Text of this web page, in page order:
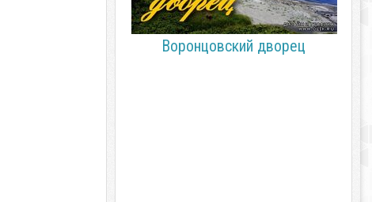
Воронцовский дворец